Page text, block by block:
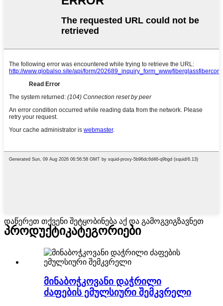
დაწერეთ თქვენი შეტყობინება აქ და გამოგვიგზავნეთ
პროდუქტიკატეგორიები
მინაბოჭკოვანი დაჭრილი
ძაფების ემულსიური შემკვრელი